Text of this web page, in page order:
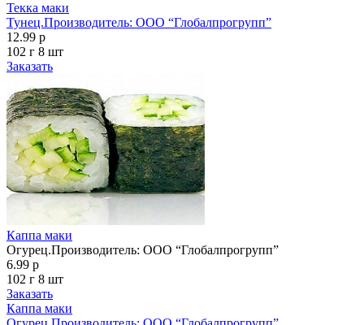
Текка маки
Тунец.Производитель: OOO “Глобалпрогрупп”
12.99 р
102 г 8 шт
Заказать
Каппа маки
Огурец.Производитель: OOO “Глобалпрогрупп”
6.99 р
102 г 8 шт
Заказать
Каппа маки